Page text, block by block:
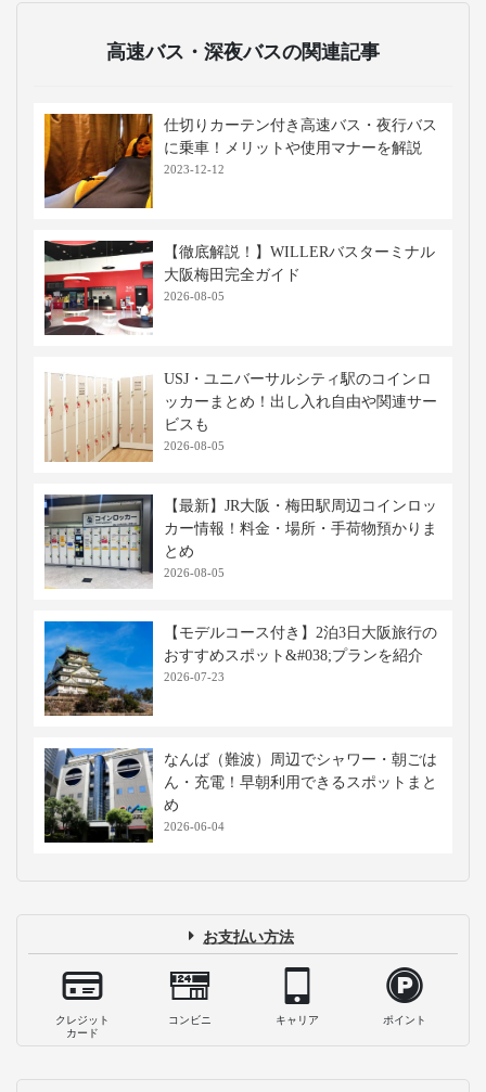
高速バス・深夜バスの関連記事
仕切りカーテン付き高速バス・夜行バス
に乗車！メリットや使用マナーを解説
2023-12-12
【徹底解説！】WILLERバスターミナル
大阪梅田完全ガイド
2026-08-05
USJ・ユニバーサルシティ駅のコインロ
ッカーまとめ！出し入れ自由や関連サー
ビスも
2026-08-05
【最新】JR大阪・梅田駅周辺コインロッ
カー情報！料金・場所・手荷物預かりま
とめ
2026-08-05
【モデルコース付き】2泊3日大阪旅行の
おすすめスポット&#038;プランを紹介
2026-07-23
なんば（難波）周辺でシャワー・朝ごは
ん・充電！早朝利用できるスポットまと
め
2026-06-04
お支払い方法
クレジット
カード
コンビニ キャリア ポイント